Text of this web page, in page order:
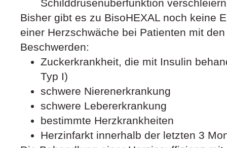
Schilddrüsenüberfunktion
Bisher gibt es zu BisoHEXAL noch keine
einer Herzschwäche bei Patienten mit
Beschwerden:
Zuckerkrankheit, die mit Insulin
Typ I)
schwere Nierenerkrankung
schwere Lebererkrankung
bestimmte Herzkrankheiten
Herzinfarkt innerhalb der letzten 3